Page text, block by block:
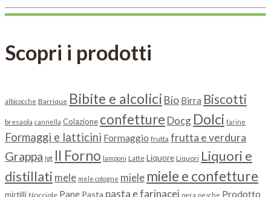
Scopri i prodotti
albicocche Barrique Bibite e alcolici Bio Birra Biscotti
bresaola cannella Colazione confetture Docg Dolci farine
Formaggi e latticini Formaggio frutta frutta e verdura
Grappa Igt Il Forno lamponi Latte Liquore Liquori Liquori e
distillati mele mele cotogne miele miele e confetture
mirtilli Nocciole Pane Pasta pasta e farinacei pera pesche Prodotto